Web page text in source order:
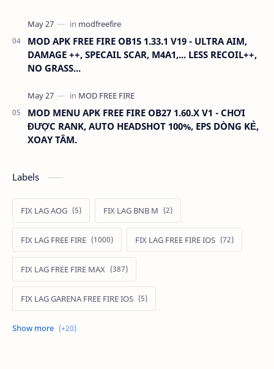
MOD APK FREE FIRE OB15 1.33.1 V19 - ULTRA AIM,
DAMAGE ++, SPECAIL SCAR, M4A1,... LESS RECOIL++,
NO GRASS...
MOD MENU APK FREE FIRE OB27 1.60.X V1 - CHƠI
ĐƯỢC RANK, AUTO HEADSHOT 100%, EPS DÒNG KẺ,
XOAY TÂM.
Labels
FIX LAG AOG FIX LAG BNB M
FIX LAG FREE FIRE FIX LAG FREE FIRE IOS
FIX LAG FREE FIRE MAX
FIX LAG GARENA FREE FIRE IOS
FIX LAG LIÊN QUÂN MOBILE